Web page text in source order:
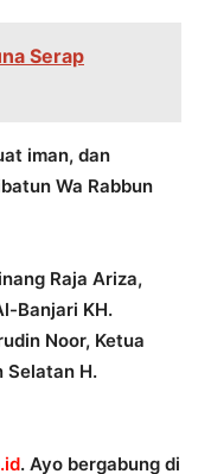
Serap
iman, dan
Wa Rabbun
Raja Ariza,
Banjari KH.
Noor, Ketua
Selatan H.
. Ayo bergabung di